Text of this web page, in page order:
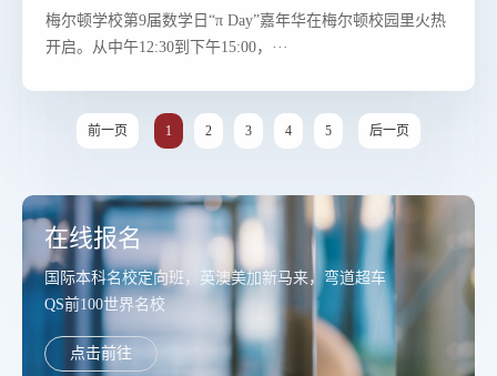
​​梅尔顿学校第9届数学日“π Day”嘉年华在梅尔顿校园里火热
开启。从中午12:30到下午15:00，···
前一页 1 2 3 4 5 后一页
在线报名
国际本科名校定向班，英澳美加新马来，弯道超车
QS前100世界名校
点击前往